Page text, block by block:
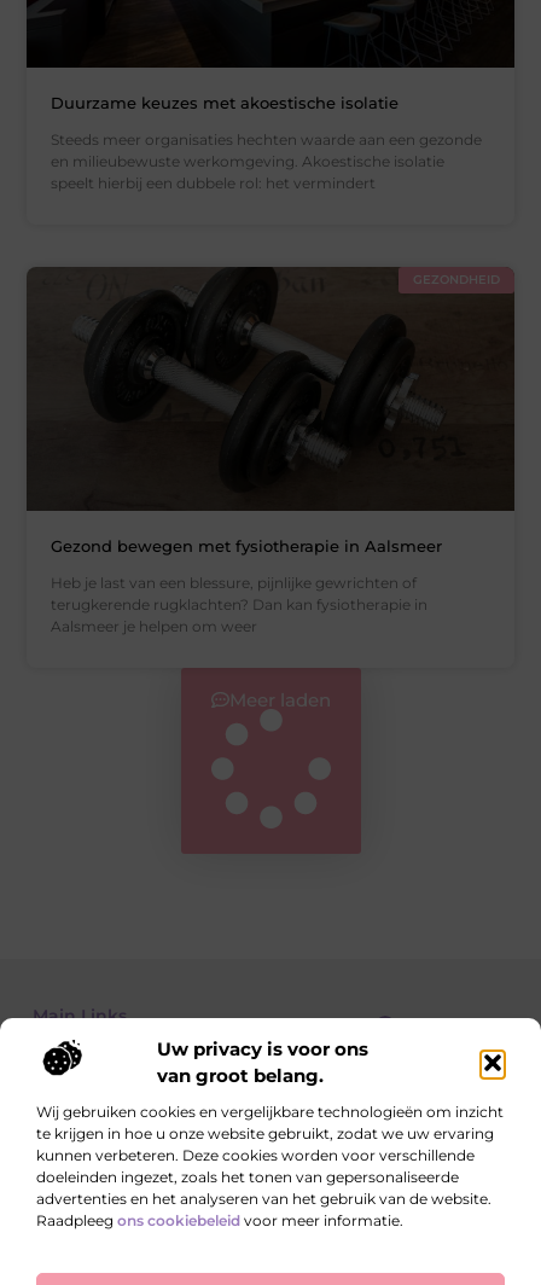
Uw privacy is voor ons
van groot belang.
Wij gebruiken cookies en vergelijkbare technologieën om inzicht
te krijgen in hoe u onze website gebruikt, zodat we uw ervaring
kunnen verbeteren. Deze cookies worden voor verschillende
doeleinden ingezet, zoals het tonen van gepersonaliseerde
advertenties en het analyseren van het gebruik van de website.
Raadpleeg ons cookiebeleid voor meer informatie.
Duurzame keuzes met akoestische isolatie
Steeds meer organisaties hechten waarde aan een gezonde
en milieubewuste werkomgeving. Akoestische isolatie
speelt hierbij een dubbele rol: het vermindert
GEZONDHEID
Gezond bewegen met fysiotherapie in Aalsmeer
Heb je last van een blessure, pijnlijke gewrichten of
terugkerende rugklachten? Dan kan fysiotherapie in
Aalsmeer je helpen om weer
Meer laden
Main Links
Dagelijks nieuwe verhalen op teamkebuzelhem.nl
Inspirerende blogs, verrassende inzichten en handige
tips die jouw dag nét dat beetje leuker maken.